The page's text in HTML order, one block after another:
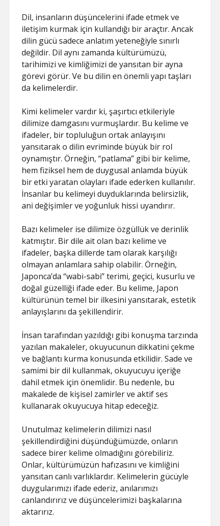
Dil, insanların düşüncelerini ifade etmek ve
iletişim kurmak için kullandığı bir araçtır. Ancak
dilin gücü sadece anlatım yeteneğiyle sınırlı
değildir. Dil aynı zamanda kültürümüzü,
tarihimizi ve kimliğimizi de yansıtan bir ayna
görevi görür. Ve bu dilin en önemli yapı taşları
da kelimelerdir.
Kimi kelimeler vardır ki, şaşırtıcı etkileriyle
dilimize damgasını vurmuşlardır. Bu kelime ve
ifadeler, bir topluluğun ortak anlayışını
yansıtarak o dilin evriminde büyük bir rol
oynamıştır. Örneğin, “patlama” gibi bir kelime,
hem fiziksel hem de duygusal anlamda büyük
bir etki yaratan olayları ifade ederken kullanılır.
İnsanlar bu kelimeyi duyduklarında belirsizlik,
ani değişimler ve yoğunluk hissi uyandırır.
Bazı kelimeler ise dilimize özgüllük ve derinlik
katmıştır. Bir dile ait olan bazı kelime ve
ifadeler, başka dillerde tam olarak karşılığı
olmayan anlamlara sahip olabilir. Örneğin,
Japonca’da “wabi-sabi” terimi, geçici, kusurlu ve
doğal güzelliği ifade eder. Bu kelime, Japon
kültürünün temel bir ilkesini yansıtarak, estetik
anlayışlarını da şekillendirir.
İnsan tarafından yazıldığı gibi konuşma tarzında
yazılan makaleler, okuyucunun dikkatini çekme
ve bağlantı kurma konusunda etkilidir. Sade ve
samimi bir dil kullanmak, okuyucuyu içeriğe
dahil etmek için önemlidir. Bu nedenle, bu
makalede de kişisel zamirler ve aktif ses
kullanarak okuyucuya hitap edeceğiz.
Unutulmaz kelimelerin dilimizi nasıl
şekillendirdiğini düşündüğümüzde, onların
sadece birer kelime olmadığını görebiliriz.
Onlar, kültürümüzün hafızasını ve kimliğini
yansıtan canlı varlıklardır. Kelimelerin gücüyle
duygularımızı ifade ederiz, anılarımızı
canlandırırız ve düşüncelerimizi başkalarına
aktarırız.